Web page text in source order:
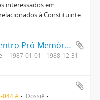
interessados em
à Constituinte
Fotografias e negativos do Centro Pró-Memória da Constituinte na Avenida Rio Branco, no Rio de Janeiro
1987-01-01 - 1988-12-31
044.A
Dossiê